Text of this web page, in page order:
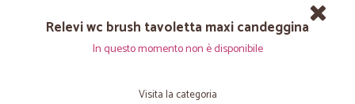
Relevi wc brush tavoletta maxi candeggina
In questo momento non è disponibile
Visita la categoria